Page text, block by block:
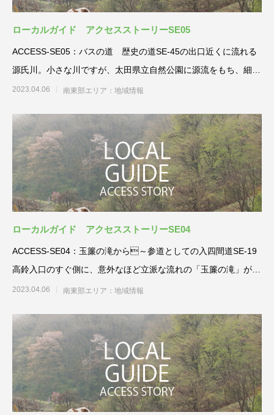
ローカルガイド アクセスストーリーSE05
ACCESS-SE05：バスの道 歴史の道SE-45の出口近くに流れる
源氏川。小さな川ですが、太田県立自然公園に源流をもち、細い
バ
2023.04.06 南東部エリア：地域情報
ローカルガイド アクセスストーリーSE04
ACCESS-SE04：玉簾の滝から～参道としての入四間道SE-19
高鈴入口のすぐ側に、意外なほど立派な流れの「玉簾の滝」があ
り
2023.04.06 南東部エリア：地域情報